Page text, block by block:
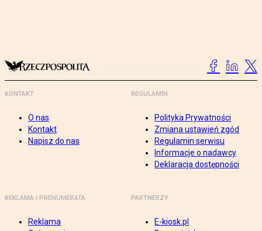
KONTAKT
O nas
Kontakt
Napisz do nas
REGULAMIN
Polityka Prywatności
Zmiana ustawień zgód
Regulamin serwisu
Informacje o nadawcy
Deklaracja dostępności
REKLAMA I PRENUMERATA
Reklama
PARTNERZY
E-kiosk.pl